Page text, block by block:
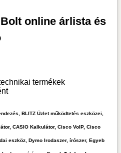
online árlista és
termékek
BLITZ Üzlet működtetés eszközei,
CASIO Kalkulátor, Cisco VoIP, Cisco
eszköz, Dymo Irodaszer, írószer, Egyeb